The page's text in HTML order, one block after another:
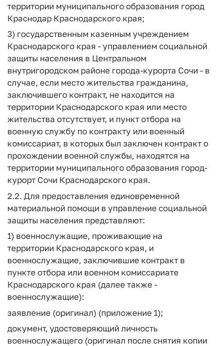
территории муниципального образования город
Краснодар Краснодарского края;
3) государственным казенным учреждением
Краснодарского края - управлением социальной
защиты населения в Центральном
внутригородском районе города-курорта Сочи - в
случае, если место жительства гражданина,
заключившего контракт, не находится на
территории Краснодарского края или место
жительства отсутствует, и пункт отбора на
военную службу по контракту или военный
комиссариат, в которых был заключен контракт о
прохождении военной службы, находятся на
территории муниципального образования город-
курорт Сочи Краснодарского края.
2.2. Для предоставления единовременной
материальной помощи в управление социальной
защиты населения представляют:
1) военнослужащие, проживающие на
территории Краснодарского края, и
военнослужащие, заключившие контракт в
пункте отбора или военном комиссариате
Краснодарского края (далее также -
военнослужащие):
заявление (оригинал) (приложение 1);
документ, удостоверяющий личность
военнослужащего (оригинал после снятия копии